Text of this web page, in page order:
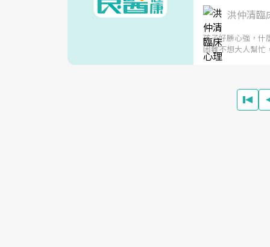
洪仲清臨
孩子好勝心強，什
困難不想大人幫忙